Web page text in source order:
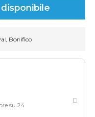
Bonifico
su 24